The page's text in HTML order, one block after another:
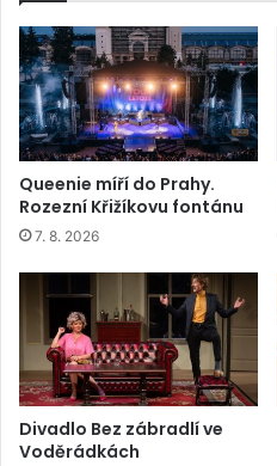
Queenie míří do Prahy.
Rozezní Křižíkovu fontánu
7. 8. 2026
Divadlo Bez zábradlí ve
Voděrádkách